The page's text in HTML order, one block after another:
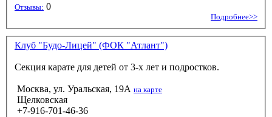
Отзывы: 0
Подробнее>>
Клуб "Будо-Лицей" (ФОК "Атлант")
Секция карате для детей от 3-х лет и подростков.
Москва, ул. Уральская, 19А на карте
Щелковская
+7-916-701-46-36